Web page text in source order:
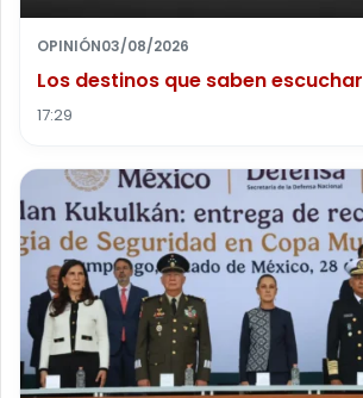
OPINIÓN03/08/2026
Los destinos que saben escuchar
17:29